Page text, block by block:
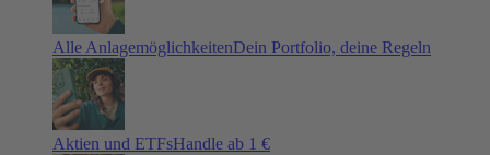
Alle AnlagemöglichkeitenDein Portfolio, deine Regeln
Aktien und ETFsHandle ab 1 €